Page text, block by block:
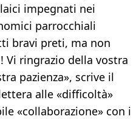
impegnati nei
parrocchiali
bravi preti, ma non
ringrazio della vostra
pazienza», scrive il
alle «difficoltà»
«collaborazione» con i